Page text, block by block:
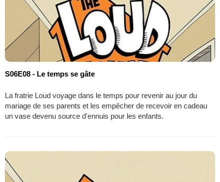
S06E08 - Le temps se gâte
La fratrie Loud voyage dans le temps pour revenir au jour du
mariage de ses parents et les empêcher de recevoir en cadeau
un vase devenu source d'ennuis pour les enfants.